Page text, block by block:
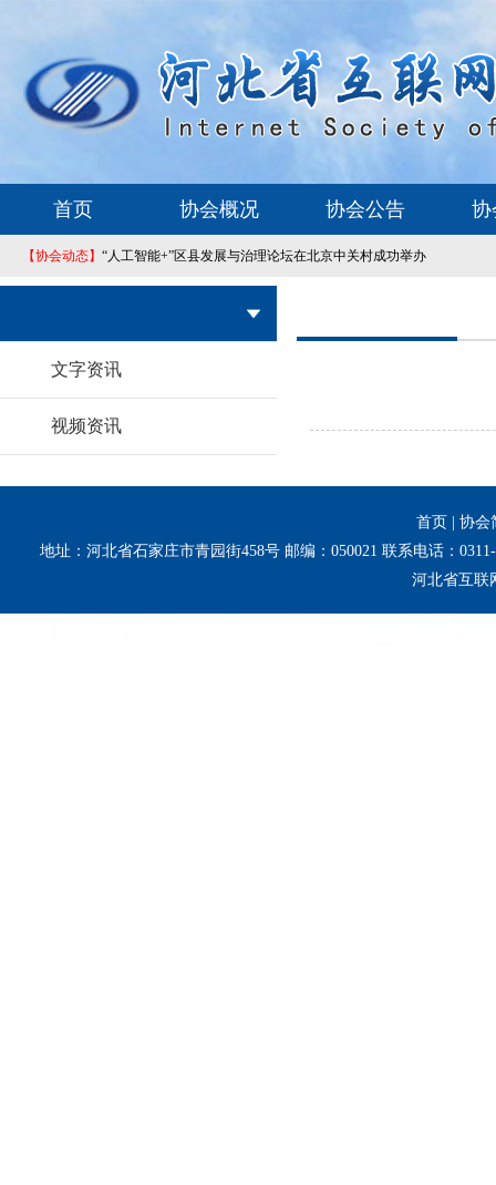
首页 协会概况 协会公告 协
【协会动态】 “人工智能+”区县发展与治理论坛在北京中关村成功举办
文字资讯
视频资讯
首页
协会
地址：河北省石家庄市青园街458号 邮编：050021 联系电话：
河北省互联